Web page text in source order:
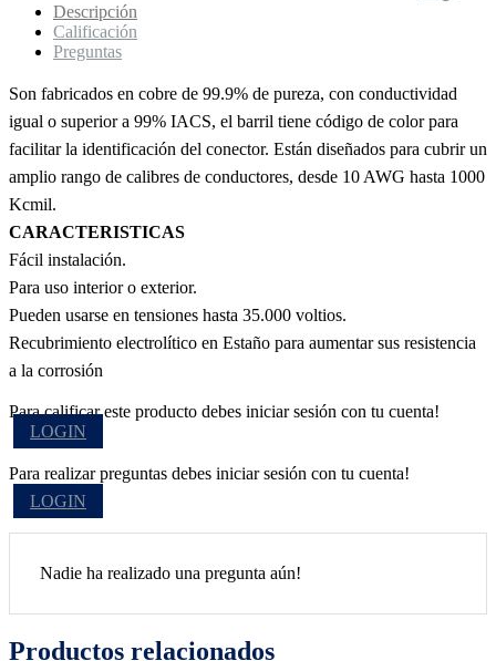
Descripción
Calificación
Preguntas
Son fabricados en cobre de 99.9% de pureza, con conductividad
igual o superior a 99% IACS, el barril tiene código de color para
facilitar la identificación del conector. Están diseñados para cubrir un
amplio rango de calibres de conductores, desde 10 AWG hasta 1000
Kcmil.
CARACTERISTICAS
Fácil instalación.
Para uso interior o exterior.
Pueden usarse en tensiones hasta 35.000 voltios.
Recubrimiento electrolítico en Estaño para aumentar sus resistencia
a la corrosión
Para calificar este producto debes iniciar sesión con tu cuenta!
LOGIN
Para realizar preguntas debes iniciar sesión con tu cuenta!
LOGIN
Nadie ha realizado una pregunta aún!
Productos relacionados